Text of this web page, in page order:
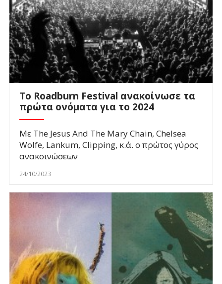
Το Roadburn Festival ανακοίνωσε τα
πρώτα ονόματα για το 2024
Με The Jesus And The Mary Chain, Chelsea
Wolfe, Lankum, Clipping, κ.ά. ο πρώτος γύρος
ανακοινώσεων
24/10/2023